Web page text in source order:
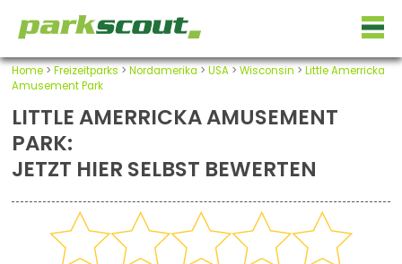
Home> Freizeitparks > Nordamerika > USA> Wisconsin > Little Amerricka
Amusement Park
LITTLE AMERRICKA AMUSEMENT
PARK:
JETZT HIER SELBST BEWERTEN